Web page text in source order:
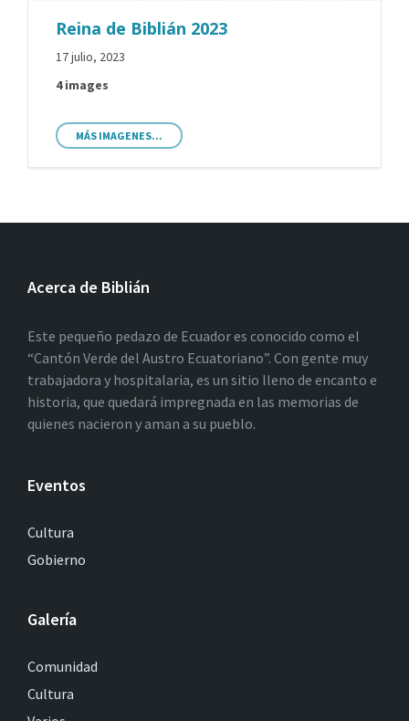
Reina de Biblián 2023
17 julio, 2023
4 images
MÁS IMAGENES...
Acerca de Biblián
Este pequeño pedazo de Ecuador es conocido como el
“Cantón Verde del Austro Ecuatoriano”. Con gente muy
trabajadora y hospitalaria, es un sitio lleno de encanto e
historia, que quedará impregnada en las memorias de
quienes nacieron y aman a su pueblo.
Eventos
Cultura
Gobierno
Galería
Comunidad
Cultura